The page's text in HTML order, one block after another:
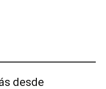
desde